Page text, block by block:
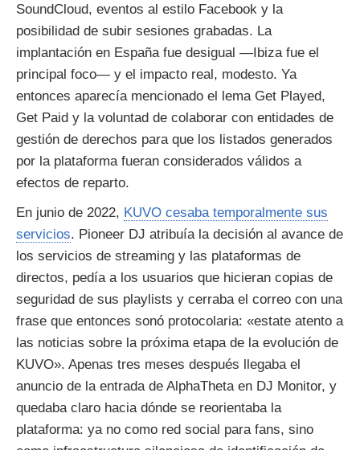
SoundCloud, eventos al estilo Facebook y la
posibilidad de subir sesiones grabadas. La
implantación en España fue desigual —Ibiza fue el
principal foco— y el impacto real, modesto. Ya
entonces aparecía mencionado el lema Get Played,
Get Paid y la voluntad de colaborar con entidades de
gestión de derechos para que los listados generados
por la plataforma fueran considerados válidos a
efectos de reparto.
En junio de 2022, KUVO cesaba temporalmente sus
servicios. Pioneer DJ atribuía la decisión al avance de
los servicios de streaming y las plataformas de
directos, pedía a los usuarios que hicieran copias de
seguridad de sus playlists y cerraba el correo con una
frase que entonces sonó protocolaria: «estate atento a
las noticias sobre la próxima etapa de la evolución de
KUVO». Apenas tres meses después llegaba el
anuncio de la entrada de AlphaTheta en DJ Monitor, y
quedaba claro hacia dónde se reorientaba la
plataforma: ya no como red social para fans, sino